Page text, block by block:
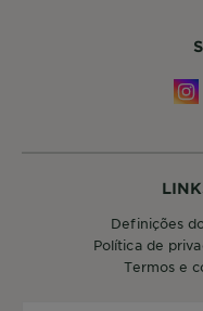
definições
política de
termos e